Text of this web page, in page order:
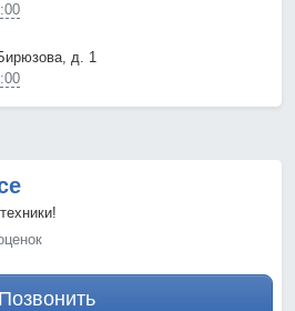
д. 1
Позвонить